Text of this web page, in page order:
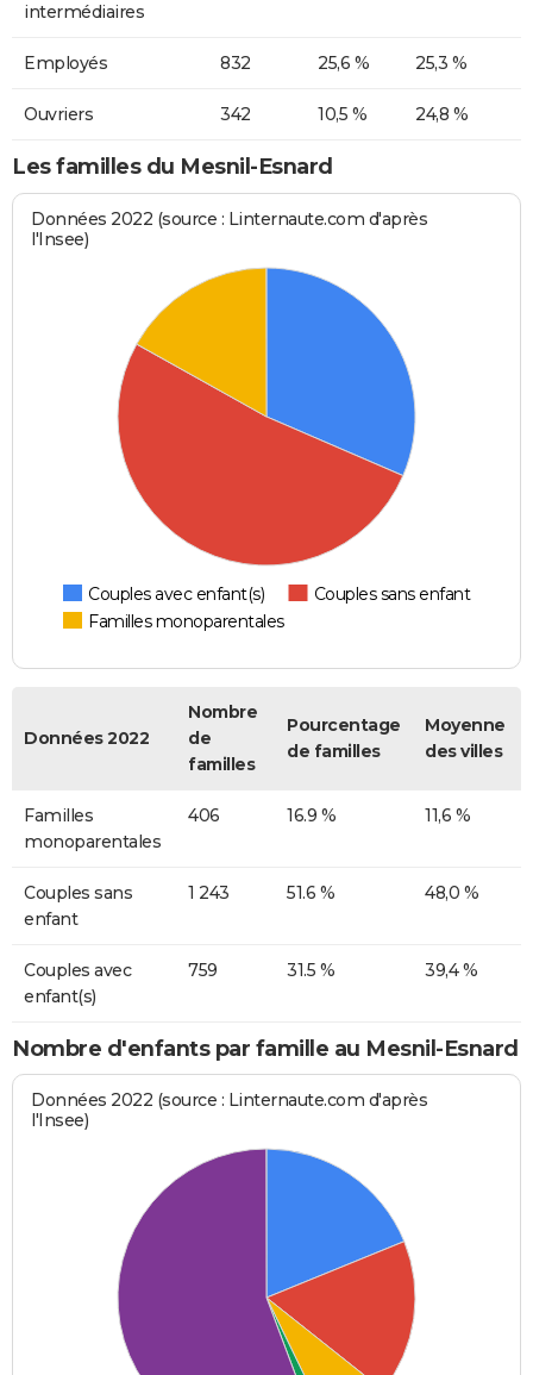
intermédiaires
Employés 832 25,6 % 25,3 %
Ouvriers 342 10,5 % 24,8 %
Les familles du Mesnil-Esnard
Données 2022 (source : Linternaute.com d'après
l'Insee)
Couples avec enfant(s)
Couples sans enfant
Familles monoparentales
Données 2022
Nombre
de
familles
Pourcentage
de familles
Moyenne
des villes
Familles
monoparentales
406 16.9 % 11,6 %
Couples sans
enfant
1 243 51.6 % 48,0 %
Couples avec
enfant(s)
759 31.5 % 39,4 %
Nombre d'enfants par famille au Mesnil-Esnard
Données 2022 (source : Linternaute.com d'après
l'Insee)